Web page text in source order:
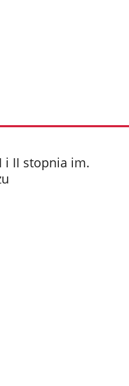
i II stopnia im.